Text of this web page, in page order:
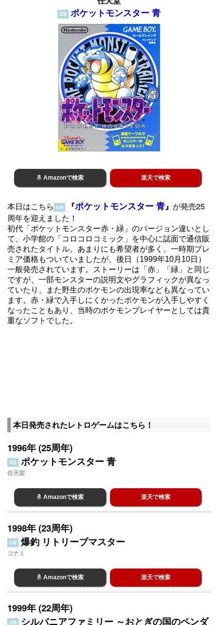
GB ポケットモンスター 青
Amazonで検索 楽天で検索
本日はこちら GB 『ポケットモンスター 青』 が発売25
周年を迎えました！
初代「ポケットモンスター赤・緑」のバージョン違いとし
て、小学館の「コロコロコミック」を中心に誌面で通信販
売されたタイトル。あまりにも希望者が多く、一時期プレ
ミア価格もついていましたが、後日（1999年10月10日）
一般発売されています。ストーリーは「赤」「緑」と同じ
ですが、一部モンスターの説明文やグラフィックが異なっ
ていたり、また野生のポケモンの出現率なども異なってい
ます。赤・緑で入手しにくかったポケモンが入手しやすく
なったこともあり、当時のポケモンプレイヤーとしては貴
重なソフトでした。
本日発売されたレトロゲームはこちら！
1996年 (25周年)
GB ポケットモンスター 青
任天堂
Amazonで検索 楽天で検索
1998年 (23周年)
GB 爆釣 リトリーブマスター
コナミ
Amazonで検索 楽天で検索
1999年 (22周年)
GB
シルバニアファミリー ～おとぎの国のペンダ